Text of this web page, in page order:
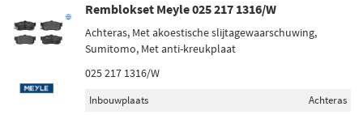
Remblokset Meyle 025 217 1316/W
Achteras, Met akoestische slijtagewaarschuwing,
Sumitomo, Met anti-kreukplaat
025 217 1316/W
Inbouwplaats
Achteras